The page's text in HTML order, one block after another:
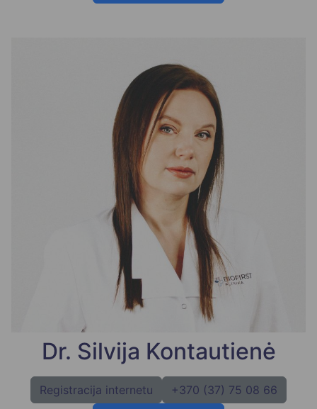
Dr. Silvija Kontautienė
Registracija internetu
+370 (37) 75 08 66